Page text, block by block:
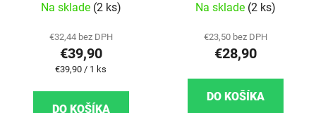
Na sklade (2 ks)
€32,44 bez DPH
€39,90
Jednotková cena:
€39,90 / 1 ks
DO KOŠÍKA
Na sklade (2 ks)
€23,50 bez DPH
€28,90
DO KOŠÍKA